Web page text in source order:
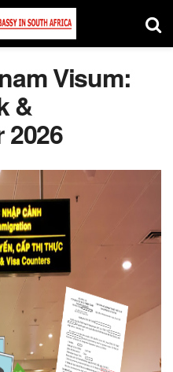
Visum:
&
2026